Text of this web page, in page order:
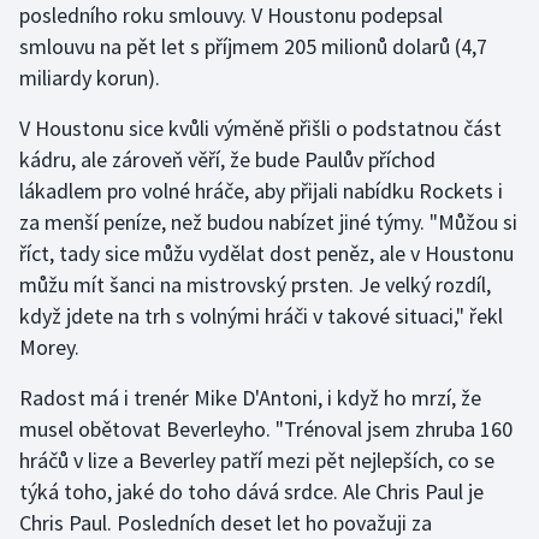
Vodní slalom
Volejbal
Ostatní
posledního roku smlouvy. V Houstonu podepsal
smlouvu na pět let s příjmem 205 milionů dolarů (4,7
miliardy korun).
V Houstonu sice kvůli výměně přišli o podstatnou část
kádru, ale zároveň věří, že bude Paulův příchod
lákadlem pro volné hráče, aby přijali nabídku Rockets i
za menší peníze, než budou nabízet jiné týmy. "Můžou si
říct, tady sice můžu vydělat dost peněz, ale v Houstonu
můžu mít šanci na mistrovský prsten. Je velký rozdíl,
když jdete na trh s volnými hráči v takové situaci," řekl
Morey.
Radost má i trenér Mike D'Antoni, i když ho mrzí, že
musel obětovat Beverleyho. "Trénoval jsem zhruba 160
hráčů v lize a Beverley patří mezi pět nejlepších, co se
týká toho, jaké do toho dává srdce. Ale Chris Paul je
Chris Paul. Posledních deset let ho považuji za